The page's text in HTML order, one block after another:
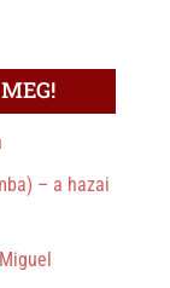
– a hazai